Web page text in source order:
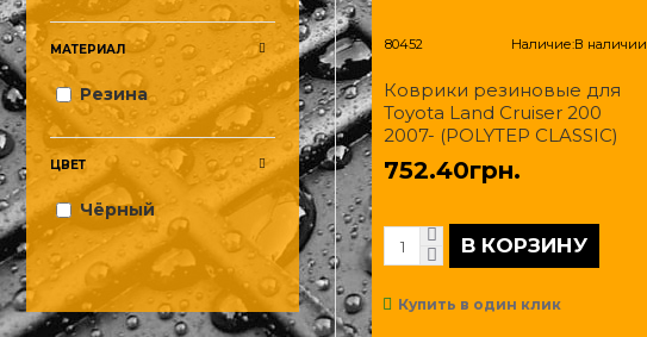
МАТЕРИАЛ
Резина
ЦВЕТ
Чёрный
80452 Наличие:В наличии
Коврики резиновые для
Toyota Land Cruiser 200
2007- (POLYTEP CLASSIC)
752.40грн.
В КОРЗИНУ
Купить в один клик